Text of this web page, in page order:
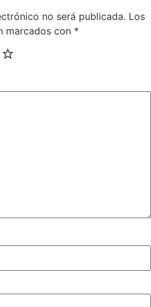
no será publicada. Los
marcados con *